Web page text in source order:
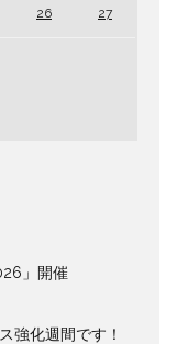
26 27
」開催
強化週間です！